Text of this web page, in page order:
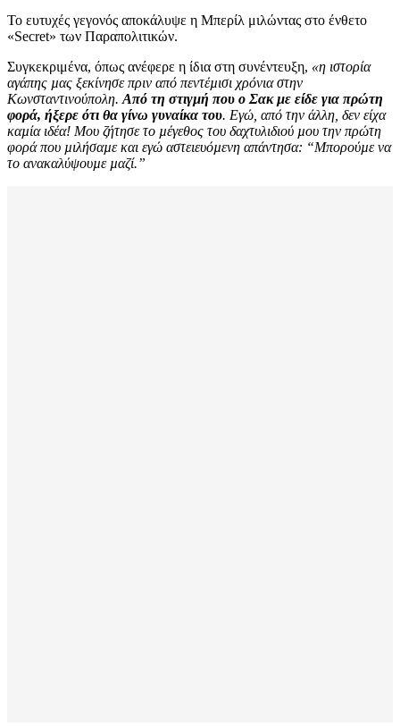
Το ευτυχές γεγονός αποκάλυψε η Μπερίλ μιλώντας στο ένθετο
«Secret» των Παραπολιτικών.
Συγκεκριμένα, όπως ανέφερε η ίδια στη συνέντευξη, «η ιστορία
αγάπης µας ξεκίνησε πριν από πεντέµισι χρόνια στην
Κωνσταντινούπολη. Από τη στιγµή που ο Σακ µε είδε για πρώτη
φορά, ήξερε ότι θα γίνω γυναίκα του. Εγώ, από την άλλη, δεν είχα
καµία ιδέα! Μου ζήτησε το µέγεθος του δαχτυλιδιού µου την πρώτη
φορά που µιλήσαµε και εγώ αστειευόµενη απάντησα: “Μπορούµε να
το ανακαλύψουµε µαζί.”